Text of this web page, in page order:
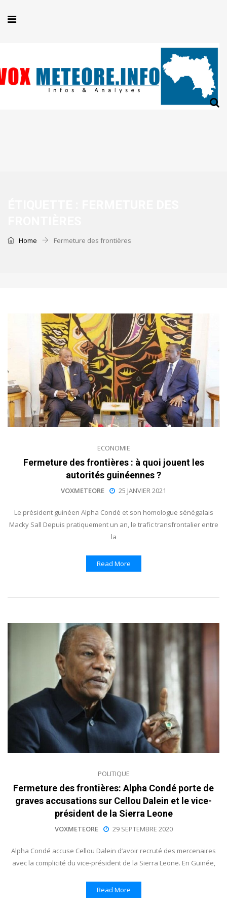
Home Fermeture des frontières
ECONOMIE
Fermeture des frontières : à quoi jouent les
autorités guinéennes ?
VOXMETEORE 25 JANVIER 2021
Le président guinéen Alpha Condé et son homologue sénégalais
Macky Sall Depuis pratiquement un an, le trafic transfrontalier entre
la
Read More
POLITIQUE
Fermeture des frontières: Alpha Condé porte de
graves accusations sur Cellou Dalein et le vice-
président de la Sierra Leone
VOXMETEORE 29 SEPTEMBRE 2020
Alpha Condé accuse Cellou Dalein d’avoir recruté des mercenaires
avec la complicité du vice-président de la Sierra Leone. En Guinée,
Read More